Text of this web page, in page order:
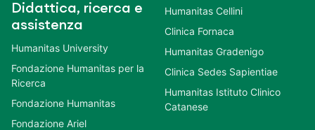
Didattica, ricerca e
assistenza
Humanitas University
Fondazione Humanitas per la
Ricerca
Fondazione Humanitas
Fondazione Ariel
Humanitas Cellini
Clinica Fornaca
Humanitas Gradenigo
Clinica Sedes Sapientiae
Humanitas Istituto Clinico
Catanese